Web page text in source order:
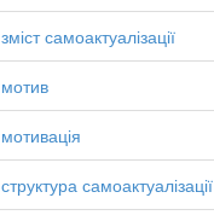
зміст самоактуалізації
мотив
мотивація
структура самоактуалізації